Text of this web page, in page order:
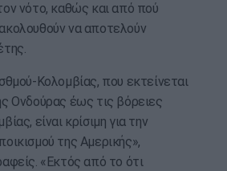
νότο, καθώς και από πού
να αποτελούν
Κολομβίας, που εκτείνεται
Ονδούρας έως τις βόρειες
είναι κρίσιμη για την
της Αμερικής»,
«Εκτός από το ότι